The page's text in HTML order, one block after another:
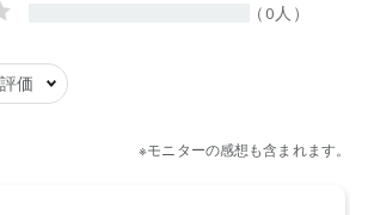
の際には、下記品番をお伝え下さい。
週間かかる場合がございますのでご了承く